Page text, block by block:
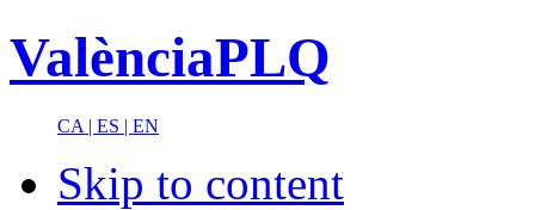
ValènciaPLQ
CA | ES | EN
Skip to content